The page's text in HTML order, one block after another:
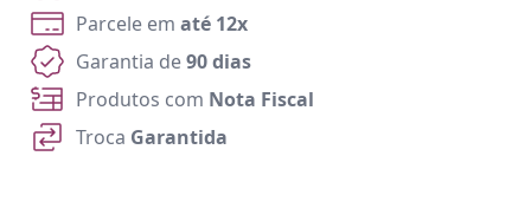
Parcele em até 12x
Garantia de90 dias
Produtos com Nota Fiscal
Troca Garantida